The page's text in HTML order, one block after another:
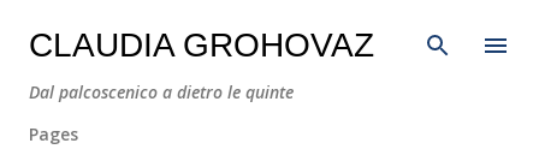
Passa ai contenuti principali
CLAUDIA GROHOVAZ
Dal palcoscenico a dietro le quinte
Pages